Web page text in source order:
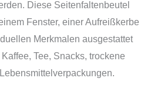
Diese Seitenfaltenbeutel
Fenster, einer Aufreißkerbe
Merkmalen ausgestattet
Tee, Snacks, trockene